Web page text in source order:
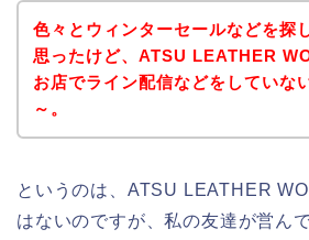
色々とウィンターセールなどを探
思ったけど、ATSU LEATHER
お店でライン配信などをしていな
～。
というのは、ATSU LEATHER
はないのですが、私の友達が営ん